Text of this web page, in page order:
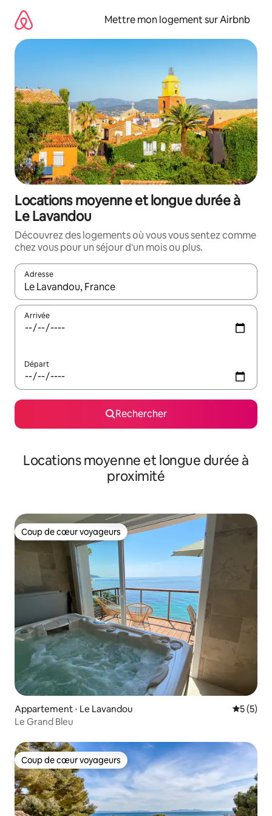
directement
contenu
Mettre mon logement sur Airbnb
Locations moyenne et longue durée à
Le Lavandou
Découvrez des logements où vous vous sentez comme
chez vous pour un séjour d'un mois ou plus.
Adresse
Lorsque les résultats s'affichent, utilisez les flèches vers le
Arrivée
Départ
Rechercher
Locations moyenne et longue durée à
proximité
Coup de cœur voyageurs
Coup de cœur voyageurs
Appartement ⋅ Le Lavandou
5 (5)
Le Grand Bleu
Coup de cœur voyageurs
Coup de cœur voyageurs